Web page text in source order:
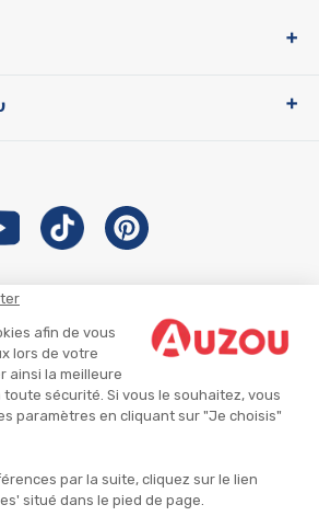
afin de vous
lors de votre
ainsi la meilleure
sécurité. Si vous le souhaitez, vous
paramètres en cliquant sur "Je choisis"
par la suite, cliquez sur le lien
situé dans le pied de page.
Auzou
CGU
CGV
Mentions légales